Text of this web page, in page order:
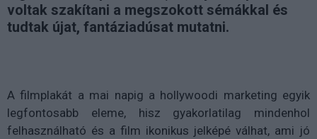
voltak szakítani a megszokott sémákkal és
tudtak újat, fantáziadúsat mutatni.
A filmplakát a mai napig a hollywoodi marketing egyik
legfontosabb eleme, hisz gyakorlatilag mindenhol
felhasználható és a film ikonikus jelképé válhat, ami jó